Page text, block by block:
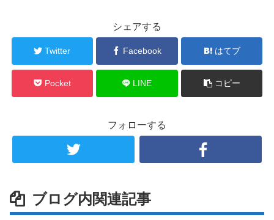
シェアする
Twitter Facebook はてブ
Pocket LINE コピー
フォローする
ブログ内関連記事